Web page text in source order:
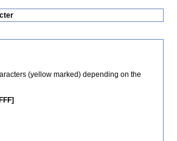
(yellow marked) depending on the